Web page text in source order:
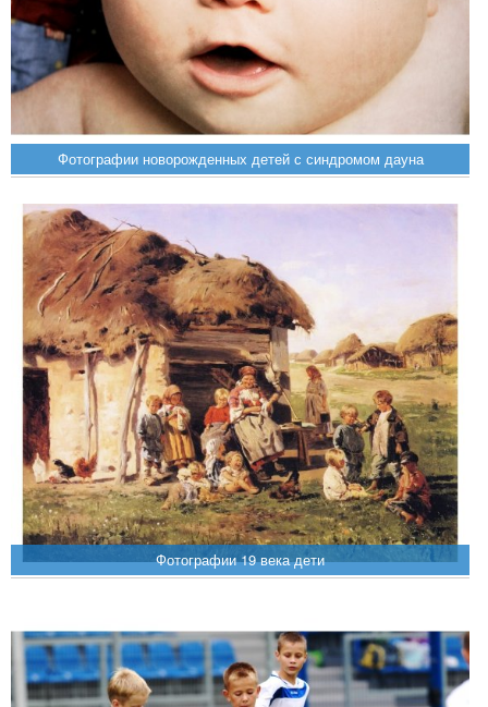
Фотографии новорожденных детей с синдромом дауна
Фотографии 19 века дети